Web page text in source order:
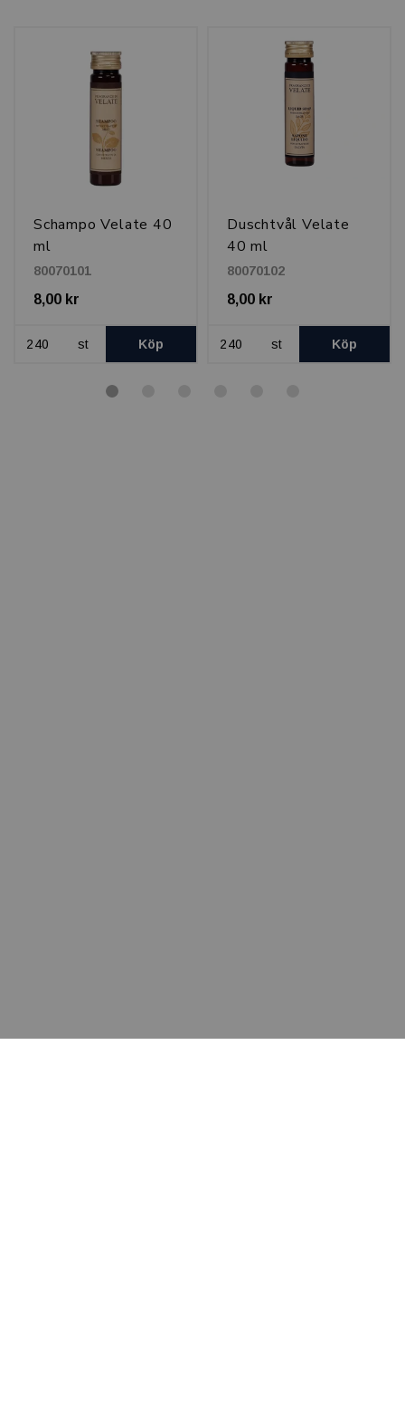
Schampo Velate 40
ml
80070101
8,00 kr
st Köp
Duschtvål Velate
40 ml
80070102
8,00 kr
st Köp